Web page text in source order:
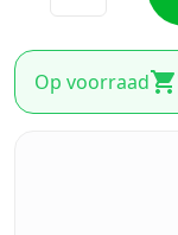
Op voorraad